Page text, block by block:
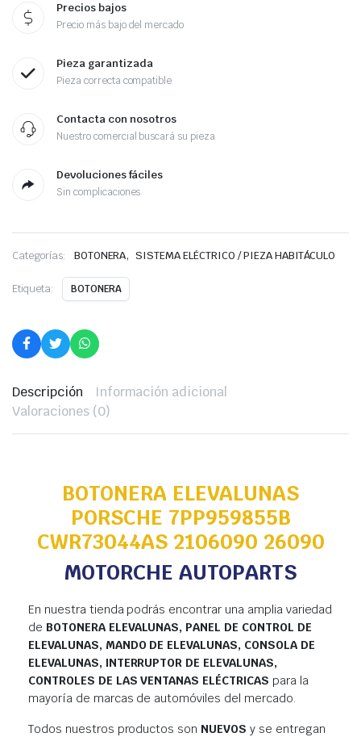
Precios bajos
Precio más bajo del mercado
Pieza garantizada
Pieza correcta compatible
Contacta con nosotros
Nuestro comercial buscará su pieza
Devoluciones fáciles
Sin complicaciones
Categorías: BOTONERA, SISTEMA ELÉCTRICO / PIEZA HABITÁCULO
Etiqueta: BOTONERA
Descripción
Información adicional
Valoraciones (0)
BOTONERA ELEVALUNAS
PORSCHE 7PP959855B
CWR73044AS 2106090 26090
MOTORCHE AUTOPARTS
En nuestra tienda podrás encontrar una amplia variedad
de BOTONERA ELEVALUNAS, PANEL DE CONTROL DE
ELEVALUNAS, MANDO DE ELEVALUNAS, CONSOLA DE
ELEVALUNAS, INTERRUPTOR DE ELEVALUNAS,
CONTROLES DE LAS VENTANAS ELÉCTRICAS para la
mayoría de marcas de automóviles del mercado.
Todos nuestros productos son NUEVOS y se entregan